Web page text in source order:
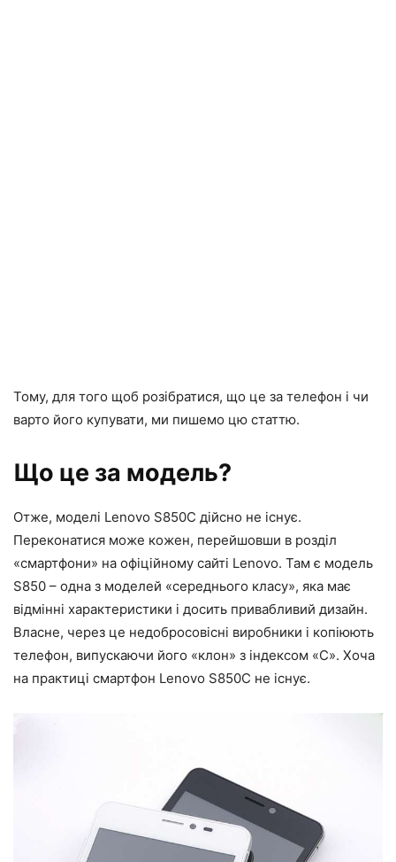
Тому, для того щоб розібратися, що це за телефон і чи
варто його купувати, ми пишемо цю статтю.
Що це за модель?
Отже, моделі Lenovo S850C дійсно не існує.
Переконатися може кожен, перейшовши в розділ
«смартфони» на офіційному сайті Lenovo. Там є модель
S850 – одна з моделей «середнього класу», яка має
відмінні характеристики і досить привабливий дизайн.
Власне, через це недобросовісні виробники і копіюють
телефон, випускаючи його «клон» з індексом «С». Хоча
на практиці смартфон Lenovo S850C не існує.